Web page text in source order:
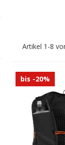
Artikel 1 -8
bis -20%